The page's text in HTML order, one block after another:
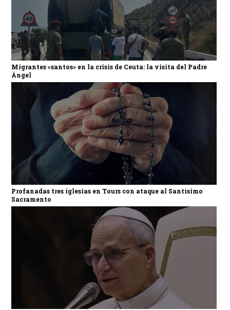
Migrantes «santos» en la crisis de Ceuta: la visita del Padre
Ángel
Profanadas tres iglesias en Tours con ataque al Santísimo
Sacramento